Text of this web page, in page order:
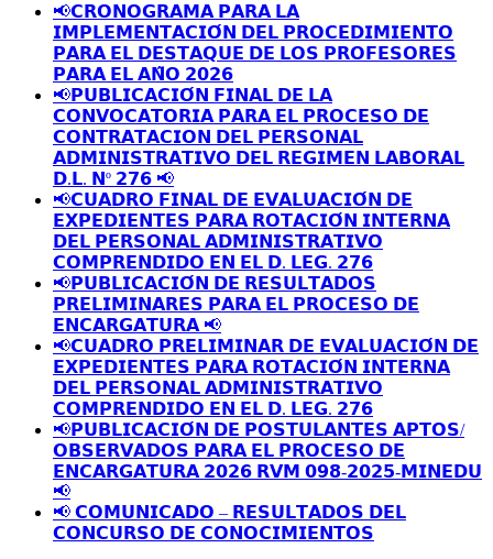
📢𝗖𝗥𝗢𝗡𝗢𝗚𝗥𝗔𝗠𝗔 𝗣𝗔𝗥𝗔 𝗟𝗔
𝗜𝗠𝗣𝗟𝗘𝗠𝗘𝗡𝗧𝗔𝗖𝗜𝗢́𝗡 𝗗𝗘𝗟 𝗣𝗥𝗢𝗖𝗘𝗗𝗜𝗠𝗜𝗘𝗡𝗧𝗢
𝗣𝗔𝗥𝗔 𝗘𝗟 𝗗𝗘𝗦𝗧𝗔𝗤𝗨𝗘 𝗗𝗘 𝗟𝗢𝗦 𝗣𝗥𝗢𝗙𝗘𝗦𝗢𝗥𝗘𝗦
𝗣𝗔𝗥𝗔 𝗘𝗟 𝗔𝗡̃𝗢 𝟮𝟬𝟮𝟲
📢𝗣𝗨𝗕𝗟𝗜𝗖𝗔𝗖𝗜𝗢́𝗡 𝗙𝗜𝗡𝗔𝗟 𝗗𝗘 𝗟𝗔
𝗖𝗢𝗡𝗩𝗢𝗖𝗔𝗧𝗢𝗥𝗜𝗔 𝗣𝗔𝗥𝗔 𝗘𝗟 𝗣𝗥𝗢𝗖𝗘𝗦𝗢 𝗗𝗘
𝗖𝗢𝗡𝗧𝗥𝗔𝗧𝗔𝗖𝗜𝗢𝗡 𝗗𝗘𝗟 𝗣𝗘𝗥𝗦𝗢𝗡𝗔𝗟
𝗔𝗗𝗠𝗜𝗡𝗜𝗦𝗧𝗥𝗔𝗧𝗜𝗩𝗢 𝗗𝗘𝗟 𝗥𝗘𝗚𝗜𝗠𝗘𝗡 𝗟𝗔𝗕𝗢𝗥𝗔𝗟
𝗗.𝗟. 𝗡º 𝟮𝟳𝟲 📢
📢𝗖𝗨𝗔𝗗𝗥𝗢 𝗙𝗜𝗡𝗔𝗟 𝗗𝗘 𝗘𝗩𝗔𝗟𝗨𝗔𝗖𝗜𝗢́𝗡 𝗗𝗘
𝗘𝗫𝗣𝗘𝗗𝗜𝗘𝗡𝗧𝗘𝗦 𝗣𝗔𝗥𝗔 𝗥𝗢𝗧𝗔𝗖𝗜𝗢́𝗡 𝗜𝗡𝗧𝗘𝗥𝗡𝗔
𝗗𝗘𝗟 𝗣𝗘𝗥𝗦𝗢𝗡𝗔𝗟 𝗔𝗗𝗠𝗜𝗡𝗜𝗦𝗧𝗥𝗔𝗧𝗜𝗩𝗢
𝗖𝗢𝗠𝗣𝗥𝗘𝗡𝗗𝗜𝗗𝗢 𝗘𝗡 𝗘𝗟 𝗗. 𝗟𝗘𝗚. 𝟮𝟳𝟲
📢𝗣𝗨𝗕𝗟𝗜𝗖𝗔𝗖𝗜𝗢́𝗡 𝗗𝗘 𝗥𝗘𝗦𝗨𝗟𝗧𝗔𝗗𝗢𝗦
𝗣𝗥𝗘𝗟𝗜𝗠𝗜𝗡𝗔𝗥𝗘𝗦 𝗣𝗔𝗥𝗔 𝗘𝗟 𝗣𝗥𝗢𝗖𝗘𝗦𝗢 𝗗𝗘
𝗘𝗡𝗖𝗔𝗥𝗚𝗔𝗧𝗨𝗥𝗔 📢
📢𝗖𝗨𝗔𝗗𝗥𝗢 𝗣𝗥𝗘𝗟𝗜𝗠𝗜𝗡𝗔𝗥 𝗗𝗘 𝗘𝗩𝗔𝗟𝗨𝗔𝗖𝗜𝗢́𝗡 𝗗𝗘
𝗘𝗫𝗣𝗘𝗗𝗜𝗘𝗡𝗧𝗘𝗦 𝗣𝗔𝗥𝗔 𝗥𝗢𝗧𝗔𝗖𝗜𝗢́𝗡 𝗜𝗡𝗧𝗘𝗥𝗡𝗔
𝗗𝗘𝗟 𝗣𝗘𝗥𝗦𝗢𝗡𝗔𝗟 𝗔𝗗𝗠𝗜𝗡𝗜𝗦𝗧𝗥𝗔𝗧𝗜𝗩𝗢
𝗖𝗢𝗠𝗣𝗥𝗘𝗡𝗗𝗜𝗗𝗢 𝗘𝗡 𝗘𝗟 𝗗. 𝗟𝗘𝗚. 𝟮𝟳𝟲
📢𝗣𝗨𝗕𝗟𝗜𝗖𝗔𝗖𝗜𝗢́𝗡 𝗗𝗘 𝗣𝗢𝗦𝗧𝗨𝗟𝗔𝗡𝗧𝗘𝗦 𝗔𝗣𝗧𝗢𝗦/
𝗢𝗕𝗦𝗘𝗥𝗩𝗔𝗗𝗢𝗦 𝗣𝗔𝗥𝗔 𝗘𝗟 𝗣𝗥𝗢𝗖𝗘𝗦𝗢 𝗗𝗘
𝗘𝗡𝗖𝗔𝗥𝗚𝗔𝗧𝗨𝗥𝗔 𝟮𝟬𝟮𝟲 𝗥𝗩𝗠 𝟬𝟵𝟴-𝟮𝟬𝟮𝟱-𝗠𝗜𝗡𝗘𝗗𝗨
📢
📢 𝗖𝗢𝗠𝗨𝗡𝗜𝗖𝗔𝗗𝗢 – 𝗥𝗘𝗦𝗨𝗟𝗧𝗔𝗗𝗢𝗦 𝗗𝗘𝗟
𝗖𝗢𝗡𝗖𝗨𝗥𝗦𝗢 𝗗𝗘 𝗖𝗢𝗡𝗢𝗖𝗜𝗠𝗜𝗘𝗡𝗧𝗢𝗦